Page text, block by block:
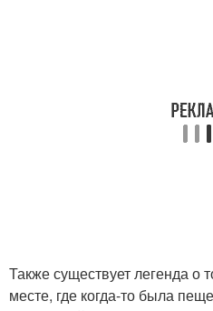
Также существует легенда о
месте, где когда-то была